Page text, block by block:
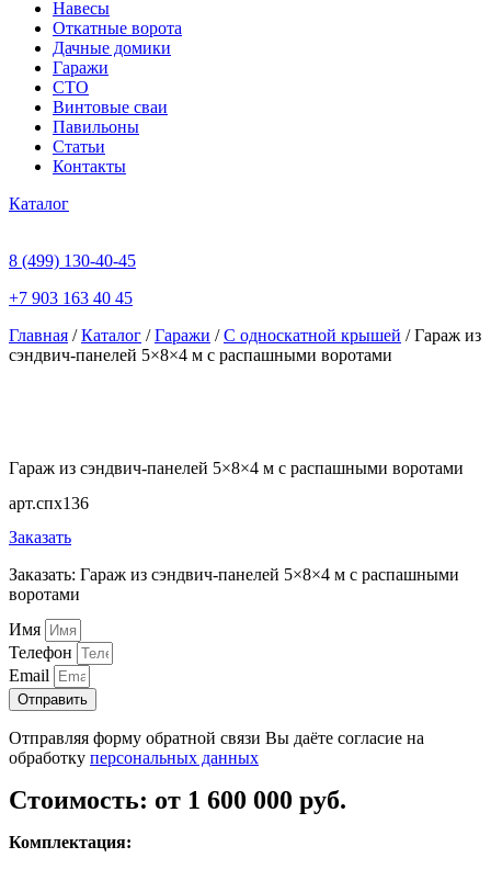
Навесы
Откатные ворота
Дачные домики
Гаражи
СТО
Винтовые сваи
Павильоны
Статьи
Контакты
Каталог
8 (499) 130-40-45
+7 903 163 40 45
Главная /Каталог /Гаражи /С односкатной крышей / Гараж из
сэндвич-панелей 5×8×4 м с распашными воротами
Гараж из сэндвич-панелей 5×8×4 м с распашными воротами
арт.спх136
Заказать
Заказать: Гараж из сэндвич-панелей 5×8×4 м с распашными
воротами
Имя
Телефон
Email
Отправить
Отправляя форму обратной связи Вы даёте согласие на
обработку персональных данных
Стоимость: от 1 600 000 руб.
Комплектация: